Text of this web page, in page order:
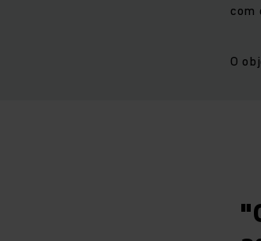
com
O